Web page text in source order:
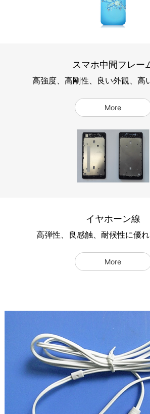
スマホ中間フレー
高強度、高剛性、良い外観、高
More
イヤホーン線
高弾性、良感触、耐候性に優れ
More